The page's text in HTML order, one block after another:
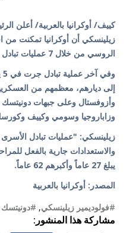
كييف/ أوكرانيا بالعربية/ أعلن
الروسي من خلال 7 عمليات تبادل للأسرى منذ بداية العام الجاري.
إلى ديارهم، معظمهم من
وأزوفستال وعلى جبهات
وزاباروجيا وسومي وكييف
زيلينسكي: "عمليات تبادل
والاستعدادات جارية بالفعل
يبلغ 27 عاماً وأكبرهم 62 عاماً.
المصدر: أوكرانيا بالعربية
#فولوديمير زيلينسكي, #دونيتسك
مشاركة هذا المنشور: